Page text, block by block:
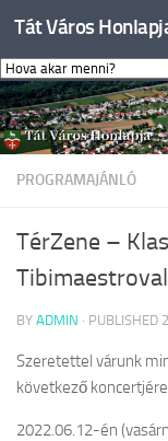
Skip to content
Tát Város
PROGRAMAJÁNLÓ
TérZene –
BY ADMIN · PUBLISHED
Szeretettel várunk
következő koncertjére
2022.06.12-én